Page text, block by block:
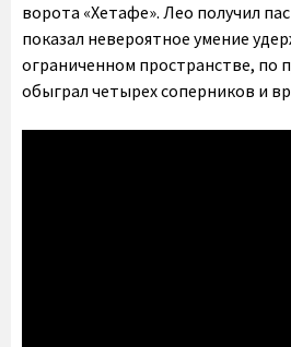
ворота «Хетафе». Лео получил
показал невероятное умение
ограниченном пространстве, по
обыграл четырех соперников и